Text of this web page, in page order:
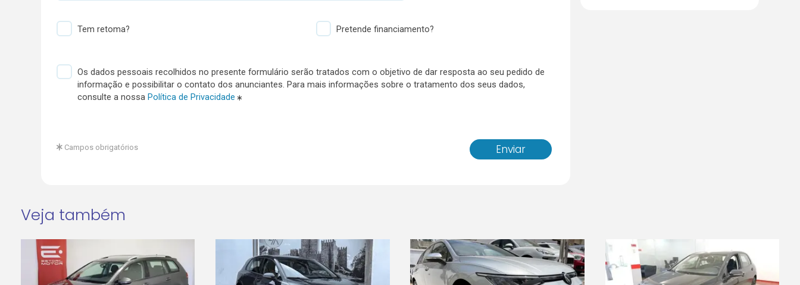
Tem retoma? Pretende financiamento?
Os dados pessoais recolhidos no presente formulário serão tratados com o objetivo de dar resposta ao seu pedido de
informação e possibilitar o contato dos anunciantes. Para mais informações sobre o tratamento dos seus dados,
consulte a nossa Política de Privacidade
Enviar
Campos obrigatórios
Veja também